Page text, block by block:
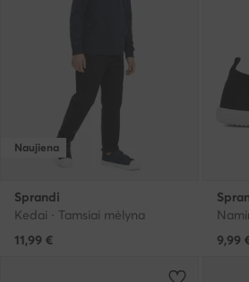
Naujiena
Sprandi
Kedai · Tamsiai mėlyna
11,99 €
9,99